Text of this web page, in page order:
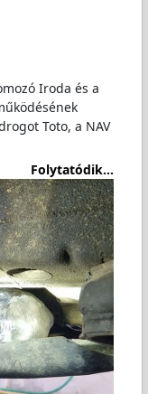
Iroda és a
Toto, a NAV
Folytatódik...